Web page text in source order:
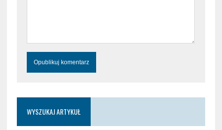
WYSZUKAJ ARTYKUŁ